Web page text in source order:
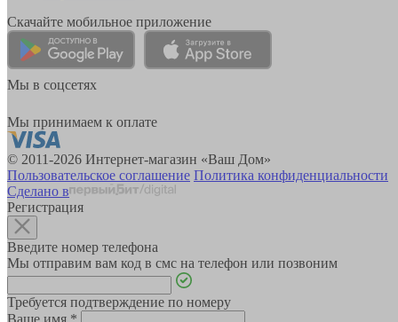
Скачайте мобильное приложение
Мы в соцсетях
Мы принимаем к оплате
© 2011-2026 Интернет-магазин «Ваш Дом»
Пользовательское соглашение Политика конфиденциальности
Сделано в
Регистрация
Введите номер телефона
Мы отправим вам код в смс на телефон или позвоним
Требуется подтверждение по номеру